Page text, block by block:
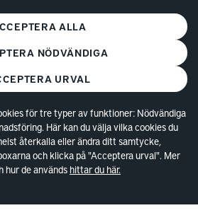
ALLA
NÖDVÄNDIGA
URVAL
för tre typer av funktioner: Nödvändiga
Här kan du välja vilka cookies du
återkalla eller ändra ditt samtycke,
och klicka på "Acceptera urval". Mer
hur de används hittar du här.
Vanliga frågor
och förråd
Kundservice
Lokaler
Lediga lokaler
hos Wallenstam